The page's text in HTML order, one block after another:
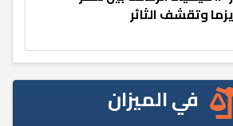
وتقشف الثائر
في الميزان